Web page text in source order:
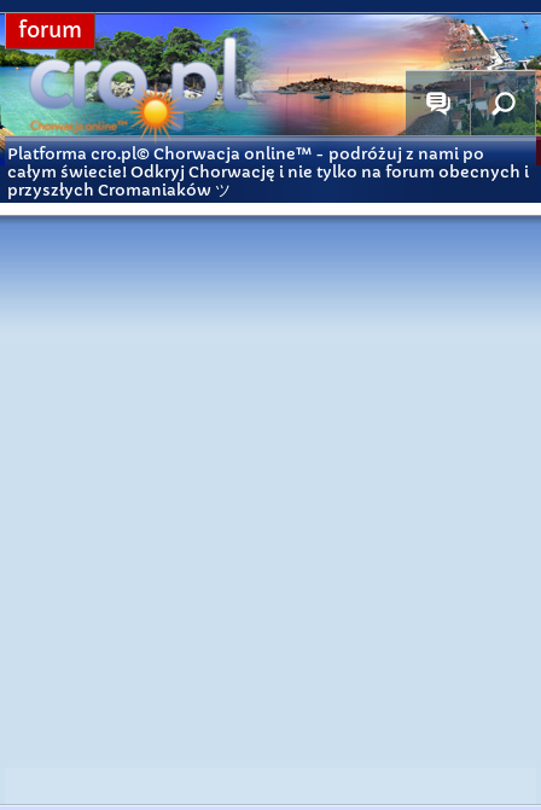
forum
Platforma cro.pl© Chorwacja online™ - podróżuj z nami po
całym świecie! Odkryj Chorwację i nie tylko na forum obecnych i
przyszłych Cromaniaków ツ